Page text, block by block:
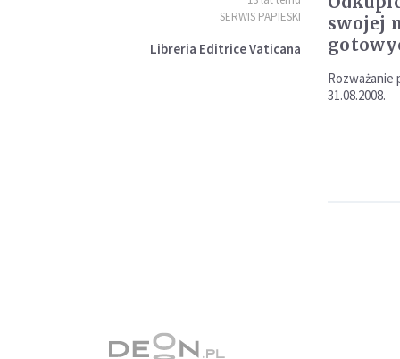
SERWIS PAPIESKI
Libreria Editrice Vaticana
swojej
Rozważanie
31.08.2008.